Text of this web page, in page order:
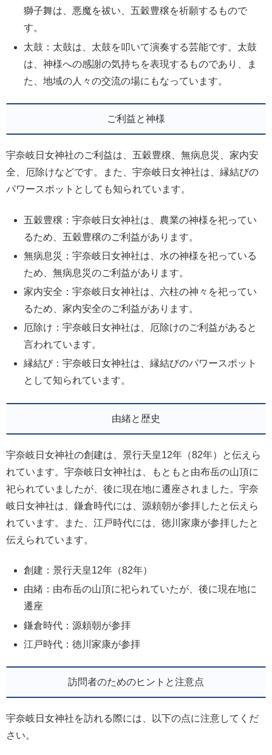
獅子舞は、悪魔を祓い、五穀豊穣を祈願するもので
す。
太鼓：太鼓は、太鼓を叩いて演奏する芸能です。太鼓
は、神様への感謝の気持ちを表現するものであり、ま
た、地域の人々の交流の場にもなっています。
ご利益と神様
宇奈岐日女神社のご利益は、五穀豊穣、無病息災、家内安
全、厄除けなどです。また、宇奈岐日女神社は、縁結びの
パワースポットとしても知られています。
五穀豊穣：宇奈岐日女神社は、農業の神様を祀ってい
るため、五穀豊穣のご利益があります。
無病息災：宇奈岐日女神社は、水の神様を祀っている
ため、無病息災のご利益があります。
家内安全：宇奈岐日女神社は、六柱の神々を祀ってい
るため、家内安全のご利益があります。
厄除け：宇奈岐日女神社は、厄除けのご利益があると
言われています。
縁結び：宇奈岐日女神社は、縁結びのパワースポット
として知られています。
由緒と歴史
宇奈岐日女神社の創建は、景行天皇12年（82年）と伝えら
れています。宇奈岐日女神社は、もともと由布岳の山頂に
祀られていましたが、後に現在地に遷座されました。宇奈
岐日女神社は、鎌倉時代には、源頼朝が参拝したと伝えら
れています。また、江戸時代には、徳川家康が参拝したと
伝えられています。
創建：景行天皇12年（82年）
由緒：由布岳の山頂に祀られていたが、後に現在地に
遷座
鎌倉時代：源頼朝が参拝
江戸時代：徳川家康が参拝
訪問者のためのヒントと注意点
宇奈岐日女神社を訪れる際には、以下の点に注意してくだ
さい。